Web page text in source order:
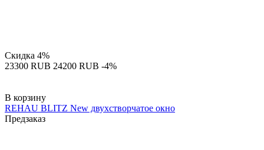
Скидка 4%
‍23300‍ RUB ‍24200‍ RUB -4%
В корзину
REHAU BLITZ New двухстворчатое окно
Предзаказ